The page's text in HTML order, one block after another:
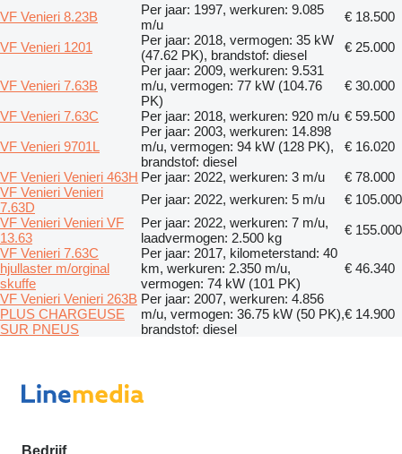
VF Venieri 8.23B
Per jaar: 1997, werkuren: 9.085
m/u
€ 18.500
VF Venieri 1201
Per jaar: 2018, vermogen: 35 kW
(47.62 PK), brandstof: diesel
€ 25.000
VF Venieri 7.63B
Per jaar: 2009, werkuren: 9.531
m/u, vermogen: 77 kW (104.76
PK)
€ 30.000
VF Venieri 7.63C
Per jaar: 2018, werkuren: 920 m/u € 59.500
VF Venieri 9701L
Per jaar: 2003, werkuren: 14.898
m/u, vermogen: 94 kW (128 PK),
brandstof: diesel
€ 16.020
VF Venieri Venieri 463H Per jaar: 2022, werkuren: 3 m/u
€ 78.000
VF Venieri Venieri
7.63D
Per jaar: 2022, werkuren: 5 m/u
€ 105.000
VF Venieri Venieri VF
13.63
Per jaar: 2022, werkuren: 7 m/u,
laadvermogen: 2.500 kg
€ 155.000
VF Venieri 7.63C
hjullaster m/orginal
skuffe
Per jaar: 2017, kilometerstand: 40
km, werkuren: 2.350 m/u,
vermogen: 74 kW (101 PK)
€ 46.340
VF Venieri Venieri 263B
PLUS CHARGEUSE
SUR PNEUS
Per jaar: 2007, werkuren: 4.856
m/u, vermogen: 36.75 kW (50 PK),
brandstof: diesel
€ 14.900
Bedrijf